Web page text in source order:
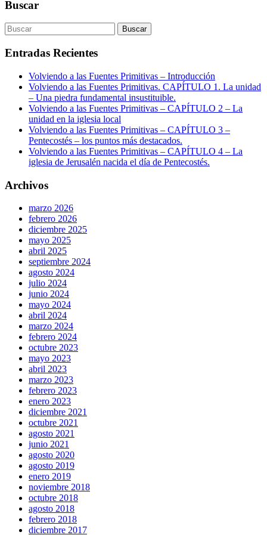
Buscar
Entradas Recientes
Volviendo a las Fuentes Primitivas – Introducción
Volviendo a las Fuentes Primitivas. CAPÍTULO 1. La unidad
– Una piedra fundamental insustituible.
Volviendo a las Fuentes Primitivas – CAPÍTULO 2 – La
unidad en la iglesia local
Volviendo a las Fuentes Primitivas – CAPÍTULO 3 –
Pentecostés – los puntos más destacados.
Volviendo a las Fuentes Primitivas – CAPÍTULO 4 – La
iglesia de Jerusalén nacida el día de Pentecostés.
Archivos
marzo 2026
febrero 2026
diciembre 2025
mayo 2025
abril 2025
septiembre 2024
agosto 2024
julio 2024
junio 2024
mayo 2024
abril 2024
marzo 2024
febrero 2024
octubre 2023
mayo 2023
abril 2023
marzo 2023
febrero 2023
enero 2023
diciembre 2021
octubre 2021
agosto 2021
junio 2021
agosto 2020
agosto 2019
enero 2019
noviembre 2018
octubre 2018
agosto 2018
febrero 2018
diciembre 2017